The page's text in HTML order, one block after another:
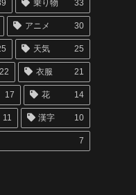
乗り物 33
アニメ 30
天気 25
22 衣服 21
17 花 14
11 漢字 10
7